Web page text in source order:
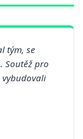
tým, se
Soutěž pro
vybudovali